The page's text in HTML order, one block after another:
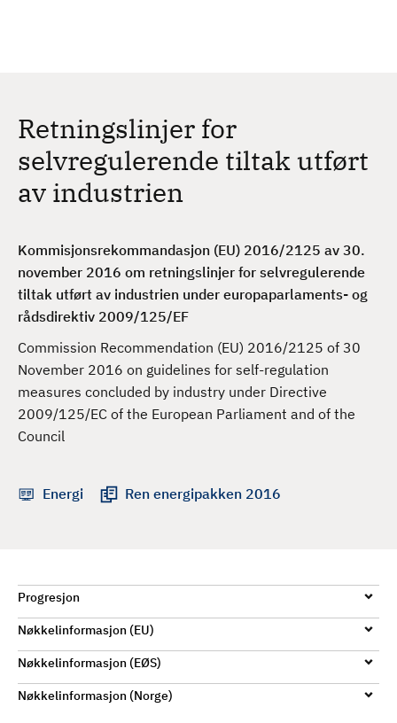
Retningslinjer for
selvregulerende tiltak utført
av industrien
Kommisjonsrekommandasjon (EU) 2016/2125 av 30.
november 2016 om retningslinjer for selvregulerende
tiltak utført av industrien under europaparlaments- og
rådsdirektiv 2009/125/EF
Commission Recommendation (EU) 2016/2125 of 30
November 2016 on guidelines for self-regulation
measures concluded by industry under Directive
2009/125/EC of the European Parliament and of the
Council
Energi Ren energipakken 2016
Progresjon
Nøkkelinformasjon (EU)
Nøkkelinformasjon (EØS)
Nøkkelinformasjon (Norge)